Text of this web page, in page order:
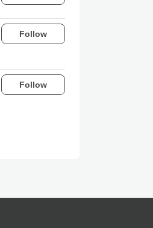
Follow
Follow